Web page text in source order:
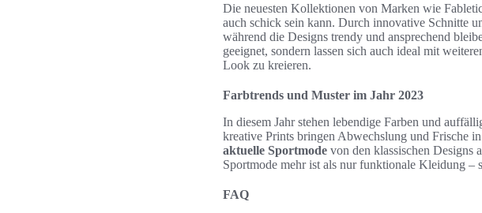
Die neuesten Kollektionen von Marken wie
auch schick sein kann. Durch innovative Schnitte
während die Designs trendy und ansprechend
geeignet, sondern lassen sich auch ideal mit
Look zu kreieren.
Farbtrends und Muster im Jahr 2023
In diesem Jahr stehen lebendige Farben und
kreative Prints bringen Abwechslung und Frische
aktuelle Sportmode von den klassischen Designs
Sportmode mehr ist als nur funktionale Kleidung
FAQ